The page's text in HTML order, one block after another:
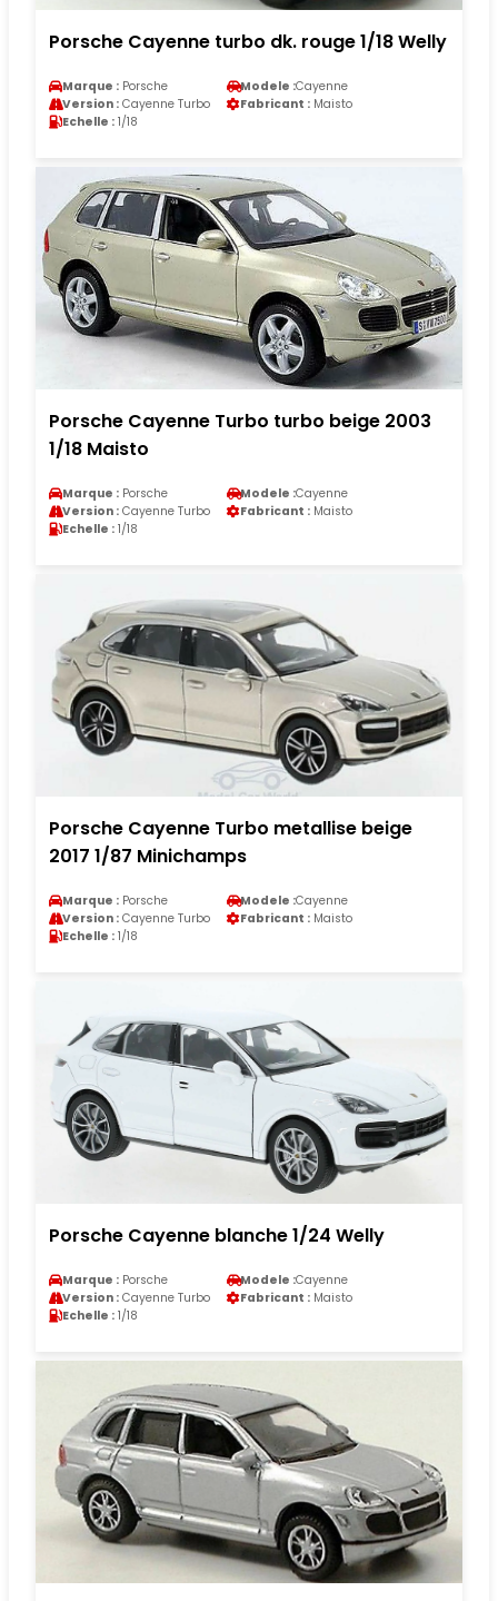
Porsche Cayenne turbo dk. rouge 1/18 Welly
Marque : Porsche Modele :Cayenne
Version : Cayenne Turbo Fabricant : Maisto
Echelle : 1/18
Porsche Cayenne Turbo turbo beige 2003
1/18 Maisto
Marque : Porsche Modele :Cayenne
Version : Cayenne Turbo Fabricant : Maisto
Echelle : 1/18
Porsche Cayenne Turbo metallise beige
2017 1/87 Minichamps
Marque : Porsche Modele :Cayenne
Version : Cayenne Turbo Fabricant : Maisto
Echelle : 1/18
Porsche Cayenne blanche 1/24 Welly
Marque : Porsche Modele :Cayenne
Version : Cayenne Turbo Fabricant : Maisto
Echelle : 1/18